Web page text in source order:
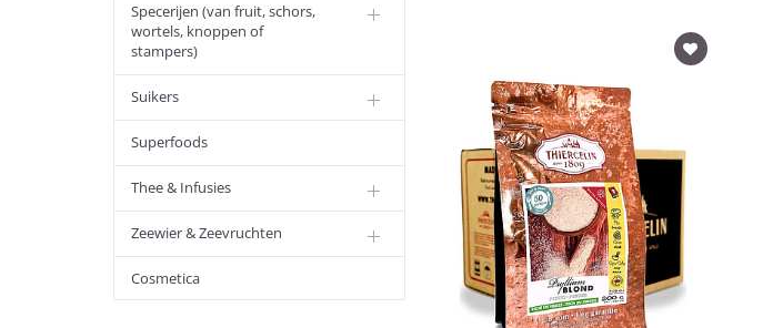
Specerijen (van fruit, schors,
wortels, knoppen of
stampers)
Suikers
Superfoods
Thee & Infusies
Zeewier & Zeevruchten
Cosmetica